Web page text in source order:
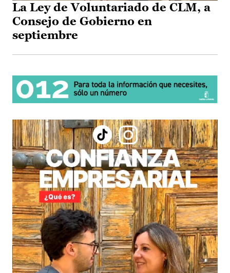
La Ley de Voluntariado de CLM, a
Consejo de Gobierno en
septiembre